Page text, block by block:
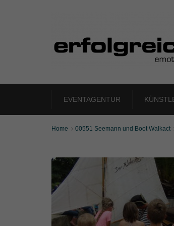
EVENTAGENTUR
Home  00551 Seemann und Boot Walkact